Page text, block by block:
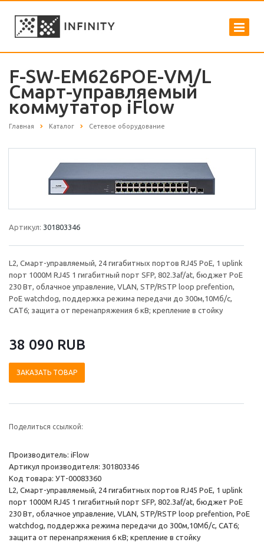
F-SW-EM626POE-VM/L
Смарт-управляемый
коммутатор iFlow
Главная Каталог Сетевое оборудование
Артикул: 301803346
L2, Смарт-управляемый, 24 гигабитных портов RJ45 PoE, 1 uplink
порт 1000М RJ45 1 гигабитный порт SFP, 802.3af/at, бюджет PoE
230 Вт, облачное управление, VLAN, STP/RSTP loop prefention,
PoE watchdog, поддержка режима передачи до 300м,10Мб/с,
CAT6; защита от перенапряжения 6 кВ; крепление в стойку
38 090 RUB
ЗАКАЗАТЬ ТОВАР
Поделиться ссылкой:
Производитель: iFlow
Артикул производителя: 301803346
Код товара: УТ-00083360
L2, Смарт-управляемый, 24 гигабитных портов RJ45 PoE, 1 uplink
порт 1000М RJ45 1 гигабитный порт SFP, 802.3af/at, бюджет PoE
230 Вт, облачное управление, VLAN, STP/RSTP loop prefention, PoE
watchdog, поддержка режима передачи до 300м,10Мб/с, CAT6;
защита от перенапряжения 6 кВ; крепление в стойку